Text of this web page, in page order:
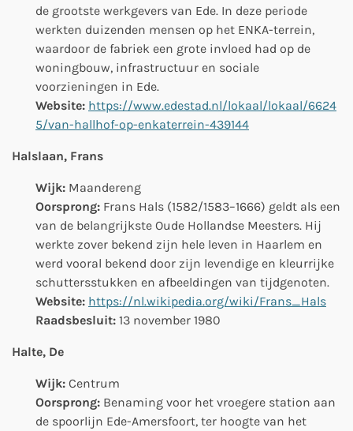
de grootste werkgevers van Ede. In deze periode
werkten duizenden mensen op het ENKA-terrein,
waardoor de fabriek een grote invloed had op de
woningbouw, infrastructuur en sociale
voorzieningen in Ede.
Website: https://www.edestad.nl/lokaal/lokaal/6624
5/van-hallhof-op-enkaterrein-439144
Halslaan, Frans
Wijk: Maandereng
Oorsprong: Frans Hals (1582/1583–1666) geldt als een
van de belangrijkste Oude Hollandse Meesters. Hij
werkte zover bekend zijn hele leven in Haarlem en
werd vooral bekend door zijn levendige en kleurrijke
schuttersstukken en afbeeldingen van tijdgenoten.
Website: https://nl.wikipedia.org/wiki/Frans_Hals
Raadsbesluit: 13 november 1980
Halte, De
Wijk: Centrum
Oorsprong: Benaming voor het vroegere station aan
de spoorlijn Ede-Amersfoort, ter hoogte van het